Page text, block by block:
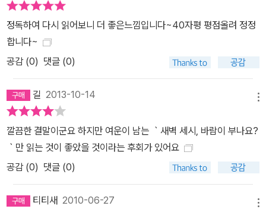
같은 아름답고도 슬픈 감정의 소용돌이에 빠져보지 않았을까? 마지
막 책장을 덮고 난 뒤, 나는 눈물을 쏟아내고, 웃고, 한숨을 내쉬고, 그
리고 나의 연인을 꼭 끌어안았다. ▣ 『새벽 세시, 바람이 부나요?』의
마법은 사라지지 않았다. 막 사랑을 시작한, 사랑에 아파하는, 사랑의
렇게 글을 쓰는 에미를, 레오를 어떻게 사랑하지 않을 수 있을까요?
아름답고 여운이 긴 결말이었지만, 한번쯤은 현실 속에서 행복한 그
늘의 책 『새벽 세시, 바람이 부나요?』’ 독자 meineeli님
정독하여 다시 읽어보니 더 좋은느낌입니다~40자평 평점올려 정정
합니다~
공감 (0) 댓글 (0)
길 2013-10-14
깔끔한 결말이군요 하지만 여운이 남는 ｀새벽 세시, 바람이 부나요?
｀만 읽는 것이 좋았을 것이라는 후회가 있어요
공감 (0) 댓글 (0)
티티새 2010-06-27